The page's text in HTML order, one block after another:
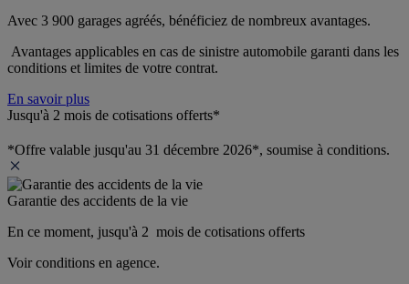
Avec 3 900 garages agréés, bénéficiez de nombreux avantages.
Avantages applicables en cas de sinistre automobile garanti dans les
conditions et limites de votre contrat.
En savoir plus
Jusqu'à 2 mois de cotisations offerts*
*Offre valable jusqu'au 31 décembre 2026*, soumise à conditions.
Garantie des accidents de la vie
En ce moment, jusqu'à 2  mois de cotisations offerts
Voir conditions en agence.